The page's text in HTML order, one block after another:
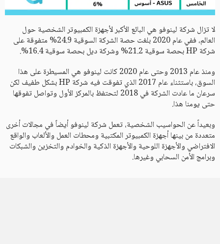
لا تزال شركة لينوفو هي البائع الأكبر لأجهزة الكمبيوتر الشخصية حول
العالم، ففي عام 2020 بلغت حصة الشركة السوقية 24.9% متفوقة على
شركة HP بحصة سوقية 21.2% وشركة ديل بحصة سوقية 16.4%.
ومنذ عام 2013 وحتى عام 2020 كانت لينوفو هي المسيطرة على هذا
السوق، باستثناء عام 2017 الذي تفوقت فيه شركة HP بشكل طفيف لكن
سرعان ما عادت الشركة في 2018 لتحتفظ بالمركز الأول وتواصل تفوقها
حتى يومنا هذا.
وبعيداً عن الحواسيب الشخصية، تعمل شركة لينوفو أيضاً في مجالات أخرى
متعددة من بينها أجهزة الكمبيوتر المكتبية ومحطات العمل والألعاب والواقع
الافتراضي والأجهزة اللوحية والأجهزة الذكية والخوادم والتخزين والشبكات
وبرامج الأمن السحابي وغيرها.